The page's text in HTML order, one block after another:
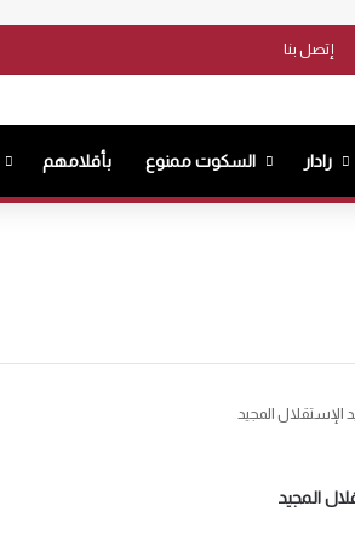
إتصل بنا
رادار السكوت ممنوع بأقلامهم